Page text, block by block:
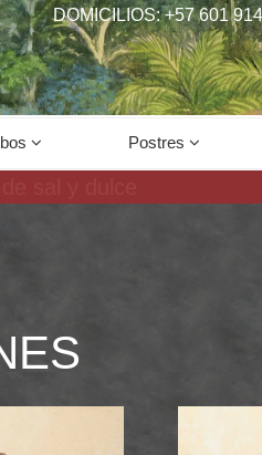
DOMICILIOS: +57 601
Postres